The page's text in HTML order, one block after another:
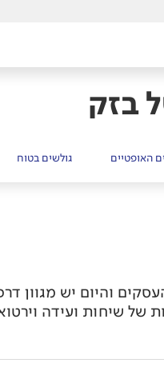
בזק
האופטיים גולשים בטוח
והיום יש מגוון
של שיחות ועידה